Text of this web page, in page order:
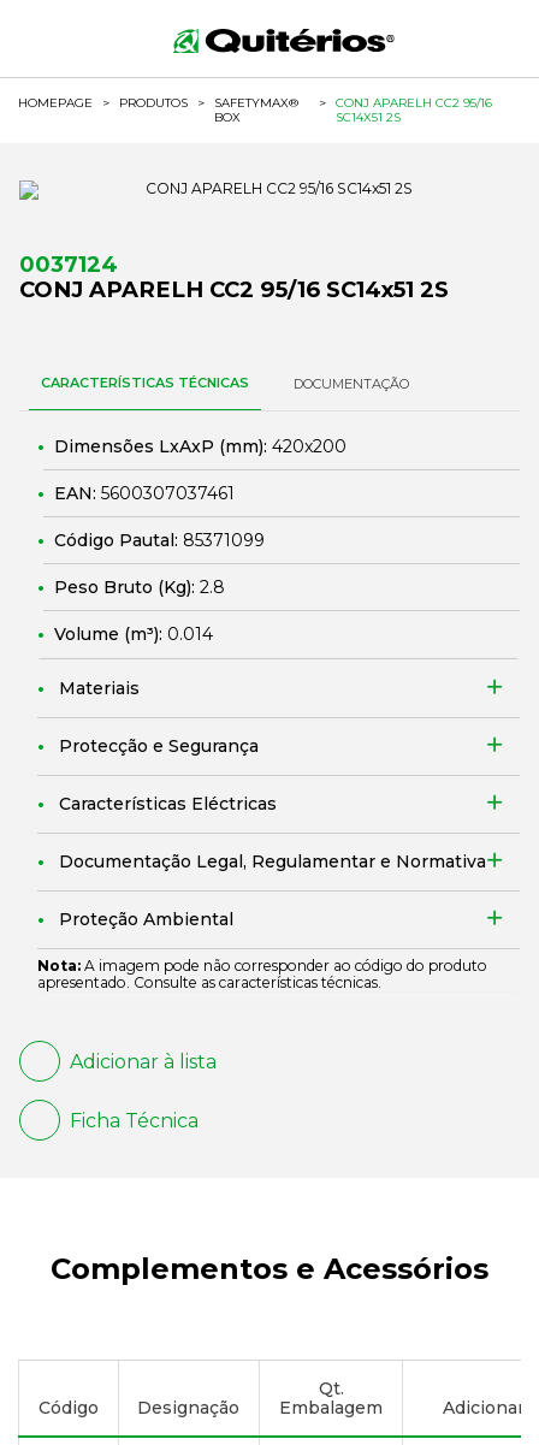
HOMEPAGE > PRODUTOS >
SAFETYMAX®
BOX
>
CONJ APARELH CC2 95/16
SC14X51 2S
0037124
CONJ APARELH CC2 95/16 SC14x51 2S
CARACTERÍSTICAS TÉCNICAS DOCUMENTAÇÃO
Dimensões LxAxP (mm): 420x200
EAN: 5600307037461
Código Pautal: 85371099
Peso Bruto (Kg): 2.8
Volume (m³): 0.014
Materiais
Protecção e Segurança
Características Eléctricas
Documentação Legal, Regulamentar e Normativa
Proteção Ambiental
Nota: A imagem pode não corresponder ao código do produto
apresentado. Consulte as características técnicas.
Adicionar à lista
Ficha Técnica
Complementos e Acessórios
Código Designação
Qt.
Embalagem
Adicionar